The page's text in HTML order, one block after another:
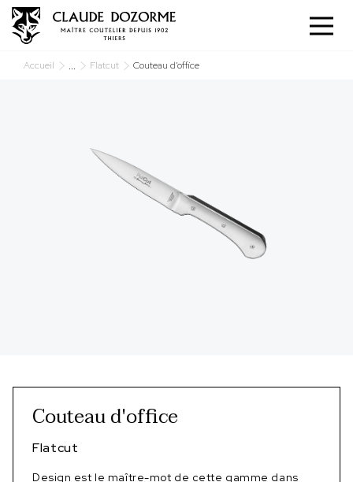
Accueil ... Flatcut Couteau d’office
Couteau d'office
Flatcut
Design est le maître-mot de cette gamme dans
Panneau de gestion des cookies